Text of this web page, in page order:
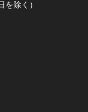
を除く）